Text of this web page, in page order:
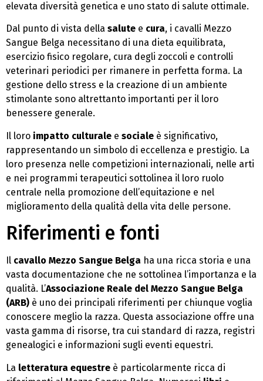
elevata diversità genetica e uno stato di salute ottimale.
Dal punto di vista della salute e cura, i cavalli Mezzo
Sangue Belga necessitano di una dieta equilibrata,
esercizio fisico regolare, cura degli zoccoli e controlli
veterinari periodici per rimanere in perfetta forma. La
gestione dello stress e la creazione di un ambiente
stimolante sono altrettanto importanti per il loro
benessere generale.
Il loro impatto culturale e sociale è significativo,
rappresentando un simbolo di eccellenza e prestigio. La
loro presenza nelle competizioni internazionali, nelle arti
e nei programmi terapeutici sottolinea il loro ruolo
centrale nella promozione dell’equitazione e nel
miglioramento della qualità della vita delle persone.
Riferimenti e fonti
Il cavallo Mezzo Sangue Belga ha una ricca storia e una
vasta documentazione che ne sottolinea l’importanza e la
qualità. L’Associazione Reale del Mezzo Sangue Belga
(ARB) è uno dei principali riferimenti per chiunque voglia
conoscere meglio la razza. Questa associazione offre una
vasta gamma di risorse, tra cui standard di razza, registri
genealogici e informazioni sugli eventi equestri.
La letteratura equestre è particolarmente ricca di